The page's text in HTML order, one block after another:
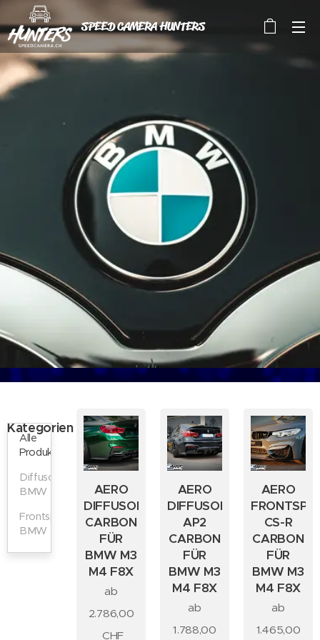
SPEED CAMERA HUNTERS
Kategorien
Alle
Produkte
Diffusor
BMW
Frontspoiler
BMW
AERO
DIFFUSOR
CARBON
FÜR
BMW M3
M4 F8X
ab
2.786,00
CHF
AERO
DIFFUSOR
AP2
CARBON
FÜR
BMW M3
M4 F8X
ab
1.788,00
AERO
CS-R
CARBON
FÜR
BMW M3
M4 F8X
ab
1.465,00